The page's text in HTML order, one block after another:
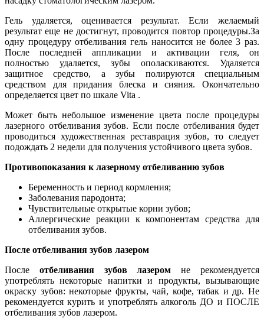
Гель удаляется, оценивается результат. Если желаемый
результат еще не достигнут, проводится повтор процедуры.За
одну процедуру отбеливания гель наносится не более 3 раз.
После последней аппликации и активации геля, он
полностью удаляется, зубы ополаскиваются. Удаляется
защитное средство, а зубы полируются специальным
средством для придания блеска и сияния. Окончательно
определяется цвет по шкале Vita .
Может быть небольшое изменение цвета после процедуры
лазерного отбеливания зубов. Если после отбеливания будет
проводиться художественная реставрация зубов, то следует
подождать 2 недели для получения устойчивого цвета зубов.
Противопоказания к лазерному отбеливанию зубов
Беременность и период кормления;
Заболевания пародонта;
Чувствительные открытые корни зубов;
Аллергические реакции к компонентам средства для
отбеливания зубов.
После отбеливания зубов лазером
После отбеливания зубов лазером не рекомендуется
употреблять некоторые напитки и продукты, вызывающие
окраску зубов: некоторые фрукты, чай, кофе, табак и др. Не
рекомендуется курить и употреблять алкоголь ДО и ПОСЛЕ
отбеливания зубов лазером.